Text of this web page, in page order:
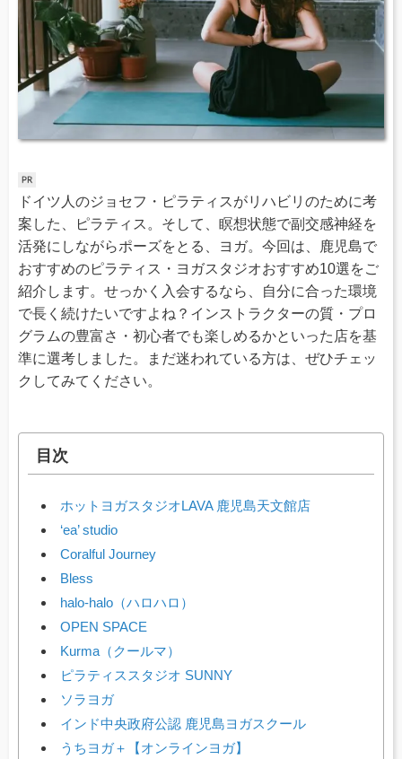
ドイツ人のジョセフ・ピラティスがリハビリのために考
案した、ピラティス。そして、瞑想状態で副交感神経を
活発にしながらポーズをとる、ヨガ。今回は、鹿児島で
おすすめのピラティス・ヨガスタジオおすすめ10選をご
紹介します。せっかく入会するなら、自分に合った環境
で長く続けたいですよね？インストラクターの質・プロ
グラムの豊富さ・初心者でも楽しめるかといった店を基
準に選考しました。まだ迷われている方は、ぜひチェッ
クしてみてください。
目次
ホットヨガスタジオLAVA 鹿児島天文館店
‘ea’ studio
Coralful Journey
Bless
halo-halo（ハロハロ）
OPEN SPACE
Kurma（クールマ）
ピラティススタジオ SUNNY
ソラヨガ
インド中央政府公認 鹿児島ヨガスクール
うちヨガ＋【オンラインヨガ】